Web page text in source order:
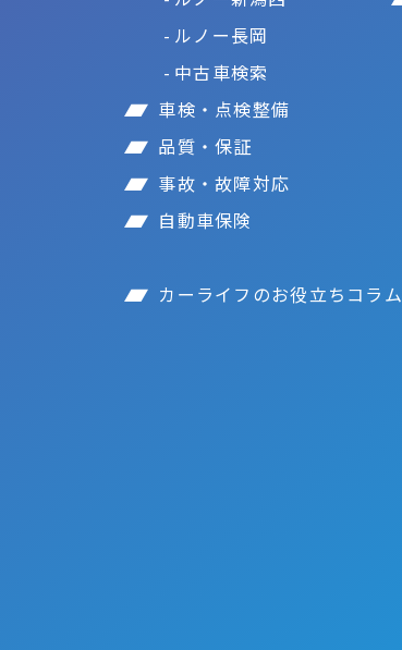
ルノー長岡
中古車検索
車検・点検整備
品質・保証
事故・故障対応
自動車保険
カーライフのお役立ちコラム